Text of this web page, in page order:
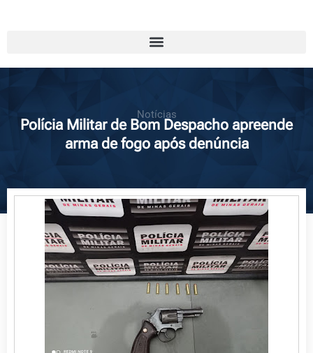
Notícias
Polícia Militar de Bom Despacho apreende
arma de fogo após denúncia